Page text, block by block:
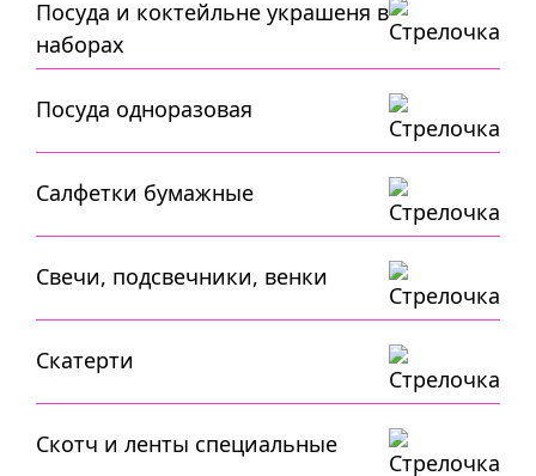
Посуда и коктейльне украшеня в
наборах
Посуда одноразовая
Салфетки бумажные
Свечи, подсвечники, венки
Скатерти
Скотч и ленты специальные